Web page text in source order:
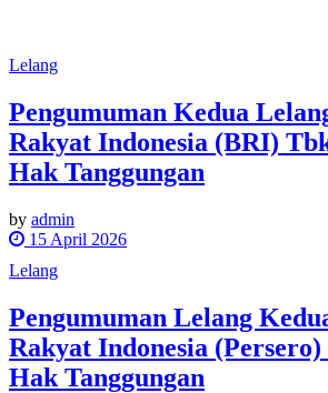
Lelang
Pengumuman Kedua
Rakyat Indonesia (BRI)
Hak Tanggungan
by admin
15 April 2026
Lelang
Pengumuman Lelang
Rakyat Indonesia
Hak Tanggungan